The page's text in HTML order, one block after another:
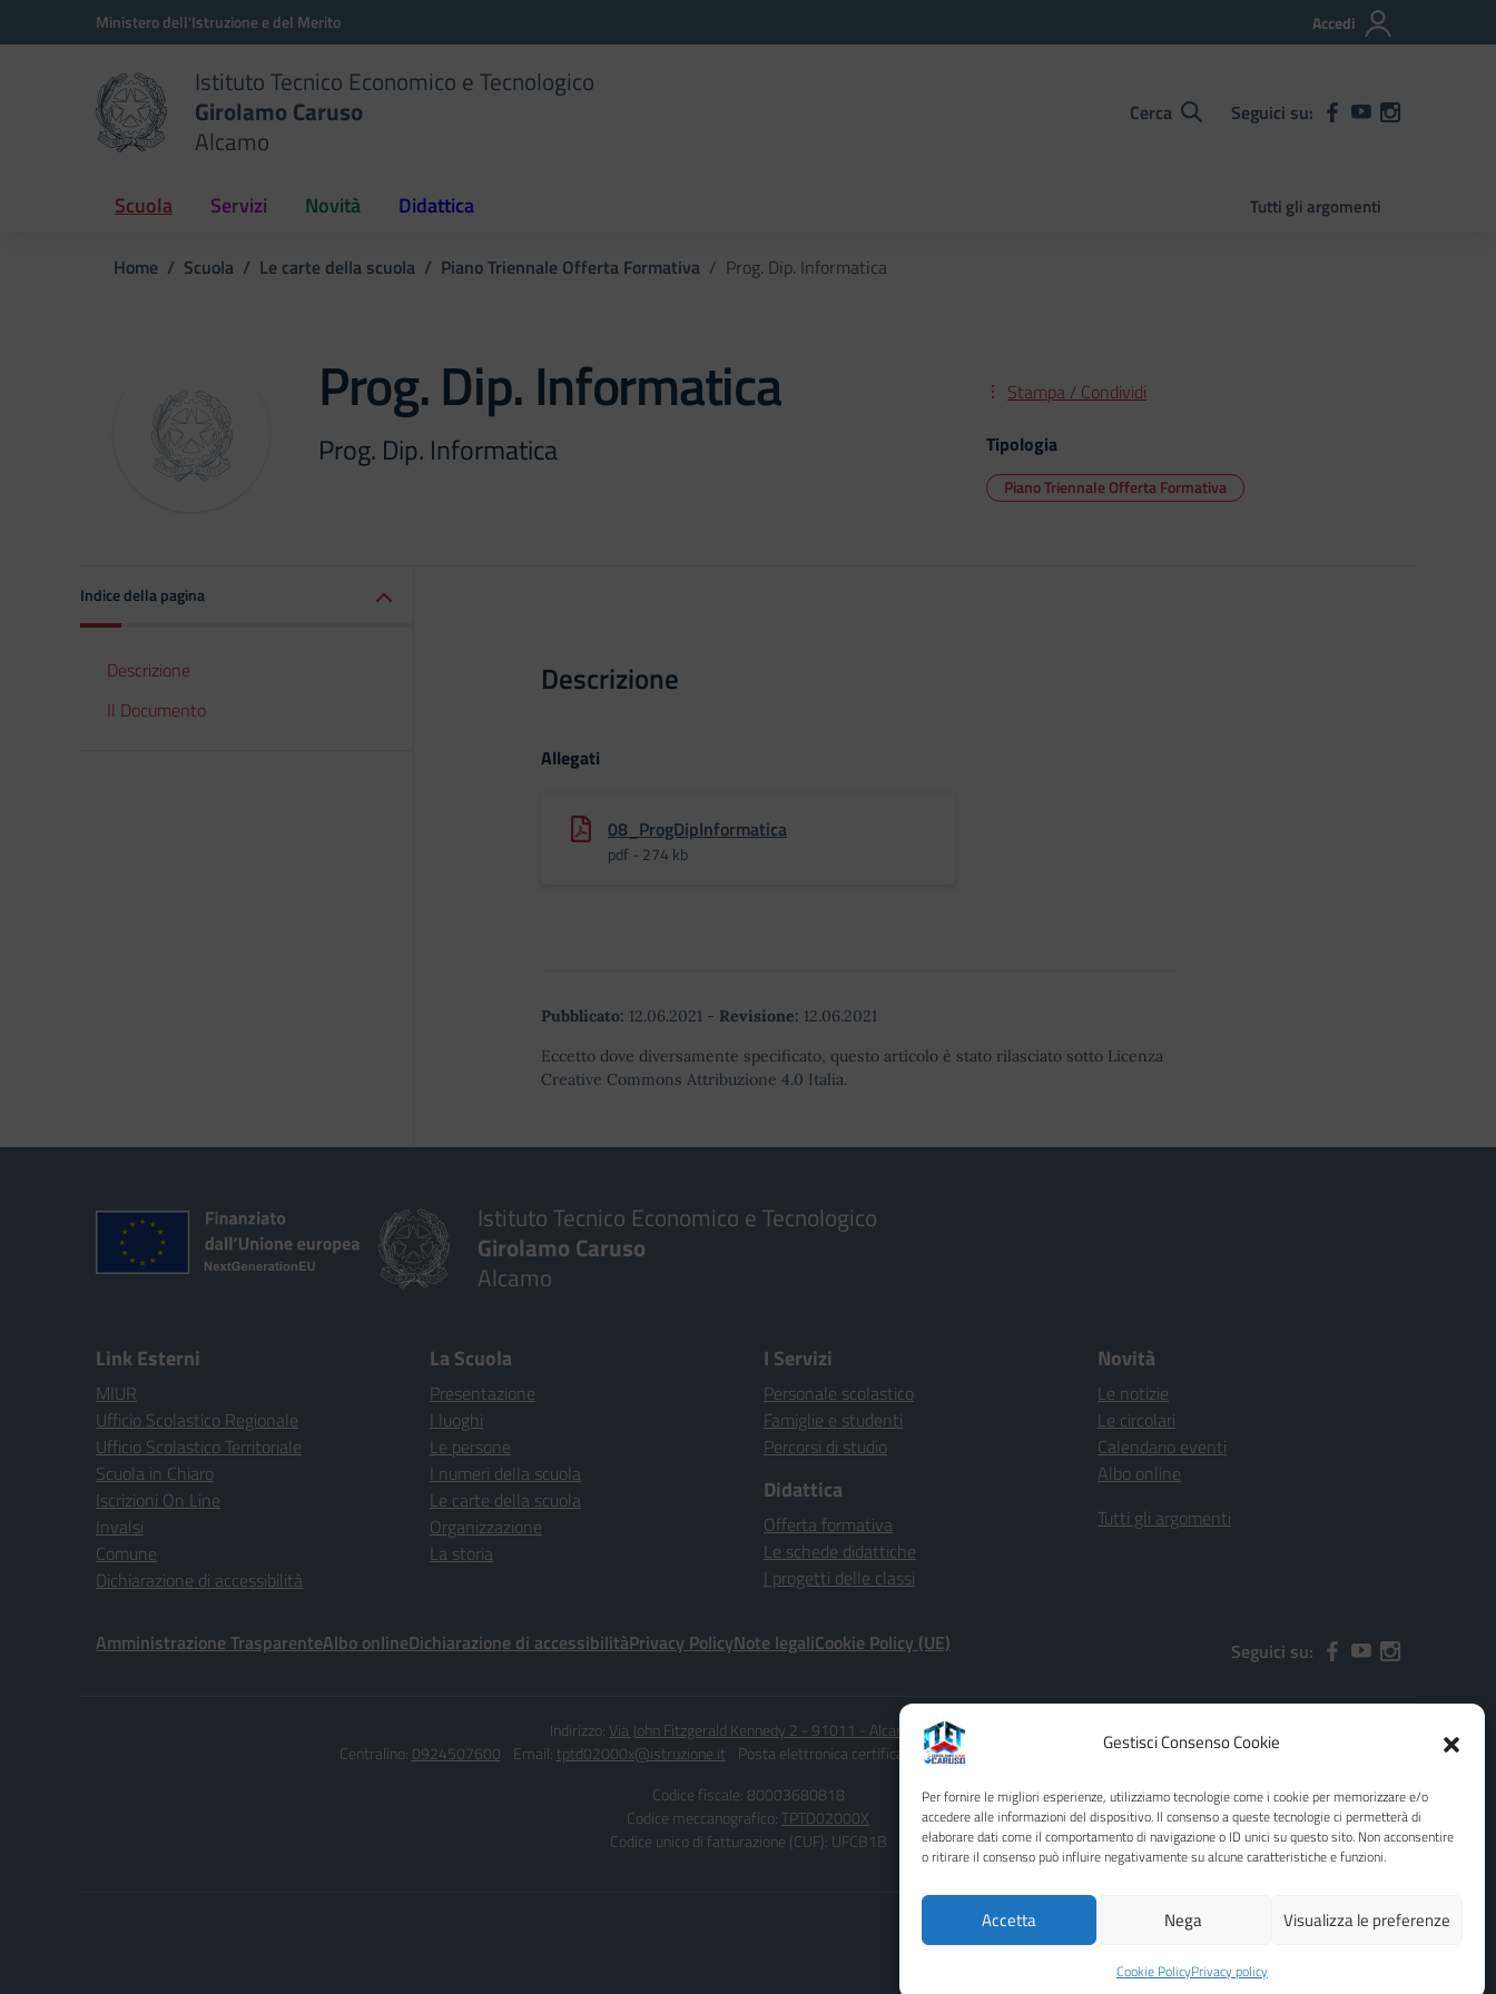
Gestisci Consenso Cookie
Per fornire le migliori esperienze, utilizziamo tecnologie come i cookie per memorizzare e/o
accedere alle informazioni del dispositivo. Il consenso a queste tecnologie ci permetterà di
elaborare dati come il comportamento di navigazione o ID unici su questo sito. Non acconsentire
o ritirare il consenso può influire negativamente su alcune caratteristiche e funzioni.
Accetta Nega Visualizza le preferenze
Cookie PolicyPrivacy policy
Vai ai contenuti
Vai al menu di navigazioneMinistero dell'Istruzione e del Merito Accedi
Istituto Tecnico Economico e Tecnologico
Girolamo Caruso
Alcamo
Cerca Seguici su:
Scuola Servizi Novità Didattica Tutti gli argomenti
Home Scuola Le carte della scuola Piano Triennale Offerta Formativa Prog. Dip. Informatica
Prog. Dip. Informatica
Prog. Dip. Informatica
Stampa / Condividi
Tipologia
Piano Triennale Offerta Formativa
Indice della pagina
Descrizione
Il Documento
Descrizione
Allegati
08_ProgDipInformatica
pdf - 274 kb
Pubblicato: 12.06.2021 - Revisione: 12.06.2021
Eccetto dove diversamente specificato, questo articolo è stato rilasciato sotto Licenza
Creative Commons Attribuzione 4.0 Italia.
Istituto Tecnico Economico e Tecnologico
Girolamo Caruso
Alcamo
Link Esterni
MIUR
Ufficio Scolastico Regionale
Ufficio Scolastico Territoriale
Scuola in Chiaro
Iscrizioni On Line
Invalsi
Comune
Dichiarazione di accessibilità
La Scuola
Presentazione
I luoghi
Le persone
I numeri della scuola
Le carte della scuola
Organizzazione
La storia
I Servizi
Personale scolastico
Famiglie e studenti
Percorsi di studio
Didattica
Offerta formativa
Le schede didattiche
I progetti delle classi
Novità
Le notizie
Le circolari
Calendario eventi
Albo online
Tutti gli argomenti
Amministrazione TrasparenteAlbo onlineDichiarazione di accessibilitàPrivacy PolicyNote legaliCookie Policy (UE) Seguici su:
Indirizzo: Via John Fitzgerald Kennedy 2 - 91011 - Alcamo (TP)
Centralino: 0924507600 Email: tptd02000x@istruzione.it Posta elettronica certificata (PEC):tptd02000x@pec.istruzione.it
Codice fiscale: 80003680818
Codice meccanografico:TPTD02000X
Codice unico di fatturazione (CUF): UFCB1B
Idea e progetto di Designers Italia